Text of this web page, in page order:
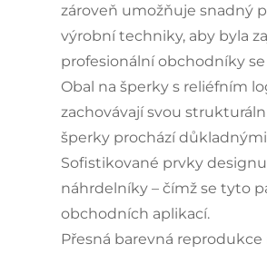
zároveň umožňuje snadný
výrobní techniky, aby byla
profesionální obchodníky se
Obal na šperky s reliéfním
zachovávají svou
šperky prochází
Sofistikované prvky
náhrdelníky – čímž se tyto
obchodních aplikací.
Přesná barevná